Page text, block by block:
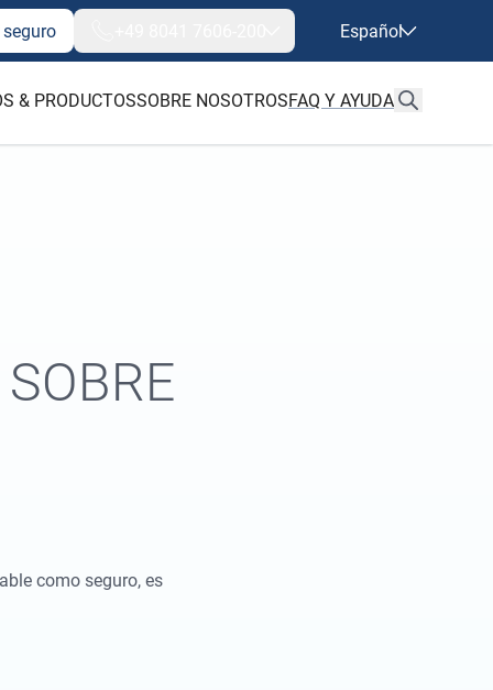
Español
& PRODUCTOSSOBRE NOSOTROSFAQ Y AYUDA
como seguro, es